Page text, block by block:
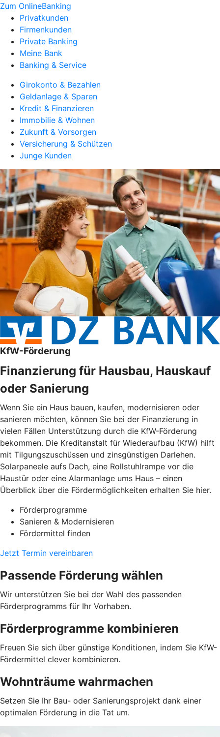
Zum OnlineBanking
Privatkunden
Firmenkunden
Private Banking
Meine Bank
Banking & Service
Girokonto & Bezahlen
Geldanlage & Sparen
Kredit & Finanzieren
Immobilie & Wohnen
Zukunft & Vorsorgen
Versicherung & Schützen
Junge Kunden
KfW-Förderung
Finanzierung für Hausbau, Hauskauf
oder Sanierung
Wenn Sie ein Haus bauen, kaufen, modernisieren oder
sanieren möchten, können Sie bei der Finanzierung in
vielen Fällen Unterstützung durch die KfW-Förderung
bekommen. Die Kreditanstalt für Wiederaufbau (KfW) hilft
mit Tilgungszuschüssen und zinsgünstigen Darlehen.
Solarpaneele aufs Dach, eine Rollstuhlrampe vor die
Haustür oder eine Alarmanlage ums Haus – einen
Überblick über die Fördermöglichkeiten erhalten Sie hier.
Förderprogramme
Sanieren & Modernisieren
Fördermittel finden
Jetzt Termin vereinbaren
Passende Förderung wählen
Wir unterstützen Sie bei der Wahl des passenden
Förderprogramms für Ihr Vorhaben.
Förderprogramme kombinieren
Freuen Sie sich über günstige Konditionen, indem Sie KfW-
Fördermittel clever kombinieren.
Wohnträume wahrmachen
Setzen Sie Ihr Bau- oder Sanierungsprojekt dank einer
optimalen Förderung in die Tat um.